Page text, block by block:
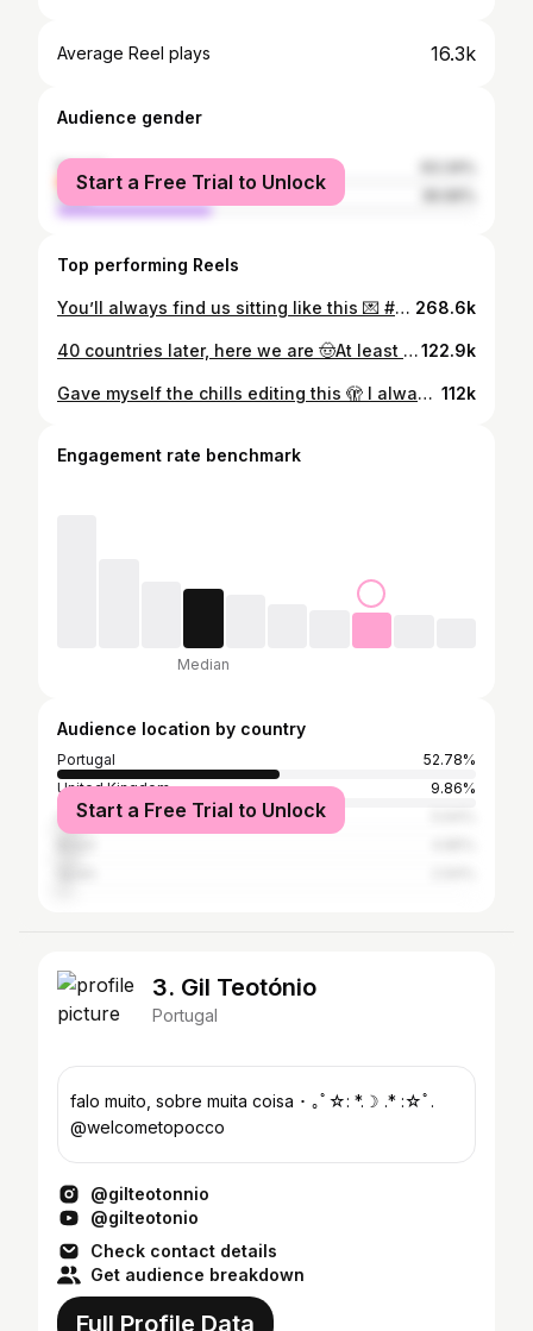
Average Reel plays 16.3k
Audience gender
female
male
Start a Free Trial to Unlock
Top performing Reels
You’ll always find us sitting like this 💌 #relationship #love #longdistancerelationship #couple #lovelanguage #date #datenight #relationships 268.6k
40 countries later, here we are 🤠At least I will never run out of stories to tell 🙂‍↕️ and there are so many more missing ⭐️ editing this was a big reminder of how things really do turn out the way they ought to and even if I think I will be seating my *** down for my corporate job now, I should always keep a packed bag because there is where I really feel alive 🫂 Inspired by the epic @michellegoesthere122.9k
Gave myself the chills editing this 🫣 I always make a post-trip video for me and my friends but tell me why all the footage is kind of scary?? And the fact that the back drop is absolutely stunning kiiiiind of adds to it? 😬 #vlog #travel #travelvlog #travelling #travelgirl #travelblogger #itinerary #backpacking #traveltips #20s #camper #campervan 112k
Engagement rate benchmark
Median
Audience location by country
Portugal
52.78%
United Kingdom
9.86%
United States
Start a Free Trial to Unlock
3. Gil Teotónio
Portugal
falo muito, sobre muita coisa ･ ｡ﾟ☆: *.☽ .* :☆ﾟ.
@welcometopocco
@gilteotonnio
@gilteotonio
Check contact details
Get audience breakdown
Full Profile Data